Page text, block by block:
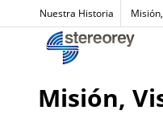
Nuestra Historia
Misión,